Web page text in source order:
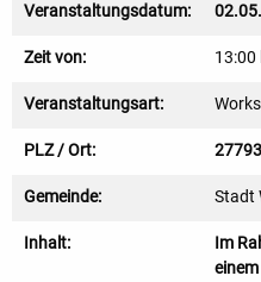
Veranstaltungsdatum:
Zeit von: 13:00
Veranstaltungsart:
PLZ / Ort:
Gemeinde: Stadt
Inhalt:
Im